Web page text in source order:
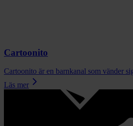
Cartoonito
Cartoonito är en barnkanal som vänder
Läs mer